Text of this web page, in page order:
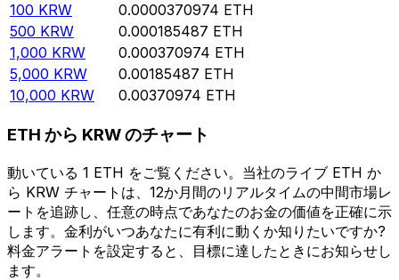
100 KRW 0.0000370974 ETH
500 KRW 0.000185487 ETH
1,000 KRW 0.000370974 ETH
5,000 KRW 0.00185487 ETH
10,000 KRW 0.00370974 ETH
ETH から KRW のチャート
動いている 1 ETH をご覧ください。当社のライブ ETH か
ら KRW チャートは、12か月間のリアルタイムの中間市場レ
ートを追跡し、任意の時点であなたのお金の価値を正確に示
します。金利がいつあなたに有利に動くか知りたいですか?
料金アラートを設定すると、目標に達したときにお知らせし
ます。